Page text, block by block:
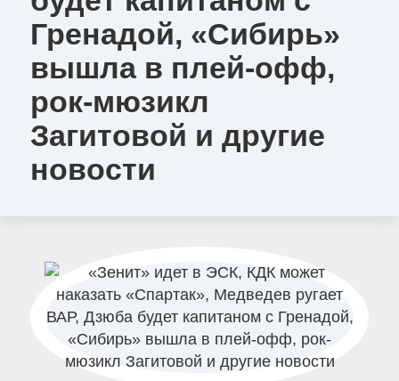
Гренадой, «Сибирь»
вышла в плей-офф,
рок-мюзикл
Загитовой и другие
новости